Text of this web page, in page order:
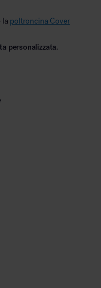
la poltroncina Cover
personalizzata.